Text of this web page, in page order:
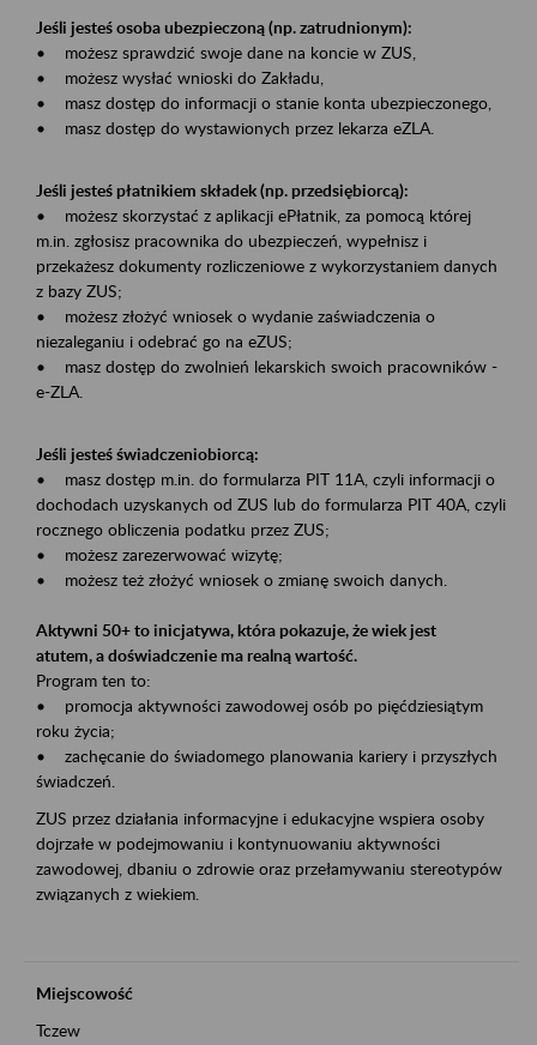
Jeśli jesteś osoba ubezpieczoną (np. zatrudnionym):
• możesz sprawdzić swoje dane na koncie w ZUS,
• możesz wysłać wnioski do Zakładu,
• masz dostęp do informacji o stanie konta ubezpieczonego,
• masz dostęp do wystawionych przez lekarza eZLA.
Jeśli jesteś płatnikiem składek (np. przedsiębiorcą):
• możesz skorzystać z aplikacji ePłatnik, za pomocą której
m.in. zgłosisz pracownika do ubezpieczeń, wypełnisz i
przekażesz dokumenty rozliczeniowe z wykorzystaniem danych
z bazy ZUS;
• możesz złożyć wniosek o wydanie zaświadczenia o
niezaleganiu i odebrać go na eZUS;
• masz dostęp do zwolnień lekarskich swoich pracowników -
e-ZLA.
Jeśli jesteś świadczeniobiorcą:
• masz dostęp m.in. do formularza PIT 11A, czyli informacji o
dochodach uzyskanych od ZUS lub do formularza PIT 40A, czyli
rocznego obliczenia podatku przez ZUS;
• możesz zarezerwować wizytę;
• możesz też złożyć wniosek o zmianę swoich danych.
Aktywni 50+ to inicjatywa, która pokazuje, że wiek jest
atutem, a doświadczenie ma realną wartość.
Program ten to:
• promocja aktywności zawodowej osób po pięćdziesiątym
roku życia;
• zachęcanie do świadomego planowania kariery i przyszłych
świadczeń.
ZUS przez działania informacyjne i edukacyjne wspiera osoby
dojrzałe w podejmowaniu i kontynuowaniu aktywności
zawodowej, dbaniu o zdrowie oraz przełamywaniu stereotypów
związanych z wiekiem.
Miejscowość
Tczew